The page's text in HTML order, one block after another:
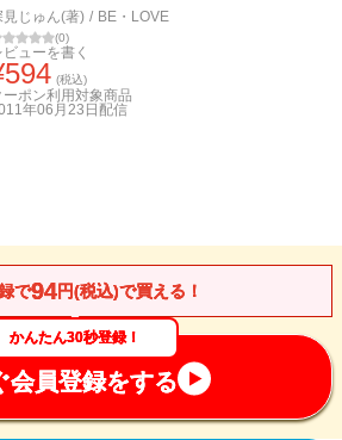
見じゅん(著) / BE・LOVE
(0)
ビューを書く
594 (税込)
ーポン利用対象商品
年06月23日 配信
で94円(税込)で買える！
かんたん30秒登録！
会員登録をする